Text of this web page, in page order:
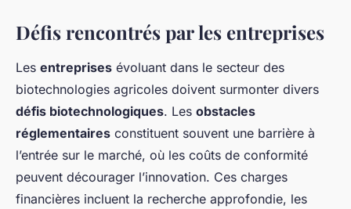
Défis rencontrés par les entreprises
Les entreprises évoluant dans le secteur des
biotechnologies agricoles doivent surmonter divers
défis biotechnologiques. Les obstacles
réglementaires constituent souvent une barrière à
l’entrée sur le marché, où les coûts de conformité
peuvent décourager l’innovation. Ces charges
financières incluent la recherche approfondie, les